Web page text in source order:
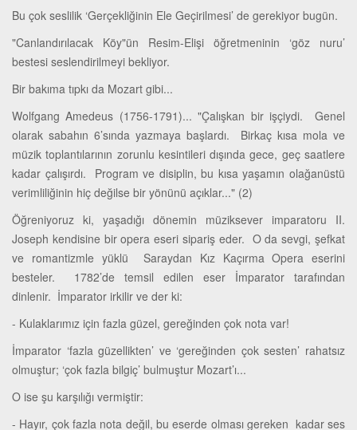
Bu çok seslilik ‘Gerçekliğinin Ele Geçirilmesi’ de gerekiyor bugün.
"Canlandırılacak Köy"ün Resim-Elişi öğretmeninin ‘göz nuru’
bestesi seslendirilmeyi bekliyor.
Bir bakıma tıpkı da Mozart gibi...
Wolfgang Amedeus (1756-1791)... "Çalışkan bir işçiydi. Genel
olarak sabahın 6’sında yazmaya başlardı. Birkaç kısa mola ve
müzik toplantılarının zorunlu kesintileri dışında gece, geç saatlere
kadar çalışırdı. Program ve disiplin, bu kısa yaşamın olağanüstü
verimliliğinin hiç değilse bir yönünü açıklar..." (2)
Öğreniyoruz ki, yaşadığı dönemin müziksever imparatoru II.
Joseph kendisine bir opera eseri sipariş eder. O da sevgi, şefkat
ve romantizmle yüklü Saraydan Kız Kaçırma Opera eserini
besteler. 1782’de temsil edilen eser İmparator tarafından
dinlenir. İmparator irkilir ve der ki:
- Kulaklarımız için fazla güzel, gereğinden çok nota var!
İmparator ‘fazla güzellikten’ ve ‘gereğinden çok sesten’ rahatsız
olmuştur; ‘çok fazla bilgiç’ bulmuştur Mozart’ı...
O ise şu karşılığı vermiştir:
- Hayır, çok fazla nota değil, bu eserde olması gereken kadar ses